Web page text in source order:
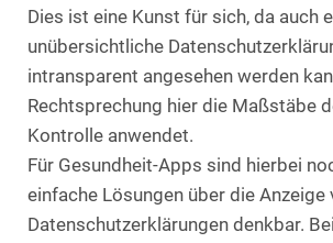
Dies ist eine Kunst für sich, da auch
unübersichtliche
intransparent angesehen werden
Rechtsprechung hier die Maßstäbe
Kontrolle anwendet.
Für Gesundheit-Apps sind hierbei
einfache Lösungen über die Anzeige
Datenschutzerklärungen denkbar.